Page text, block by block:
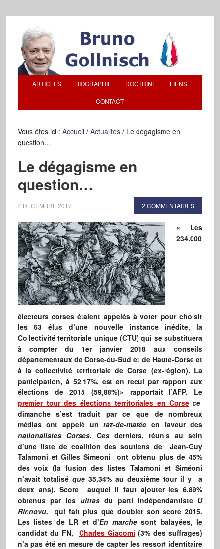
ARTICLES BIOGRAPHIE DOCTRINE LIENS
CONTACT
Vous êtes ici : Accueil / Actualités /Le dégagisme en
question…
Le dégagisme en
question…
4 DÉCEMBRE 2017 2 COMMENTAIRES
« Les
234.000
électeurs corses étaient appelés à voter pour choisir
les 63 élus d’une nouvelle instance inédite, la
Collectivité territoriale unique (CTU) qui se substituera
à compter du 1er janvier 2018 aux conseils
départementaux de Corse-du-Sud et de Haute-Corse et
à la collectivité territoriale de Corse (ex-région). La
participation, à 52,17%, est en recul par rapport aux
élections de 2015 (59,88%)» rapportait l’AFP. Le
premier tour des élections territoriales en Corsece
dimanche s’est traduit par ce que de nombreux
médias ont appelé unraz-de-marée en faveur des
nationalistes Corses. Ces derniers, réunis au sein
d’une liste de coalition des soutiens de Jean-Guy
Talamoni et Gilles Simeoni ont obtenu plus de 45%
des voix (la fusion des listes Talamoni et Siméoni
n’avait totalisé que35,34% au deuxième tour il y a
deux ans). Score auquel il faut ajouter les 6,89%
obtenus par les ultrasdu parti indépendantiste U
Rinnovu,
qui fait plus que doubler son score 2015.
Les listes de LR et d’En marchesont balayées, le
candidat du FN, Charles Giacomi (3% des suffrages)
n’a pas été en mesure de capter les ressort identitaire